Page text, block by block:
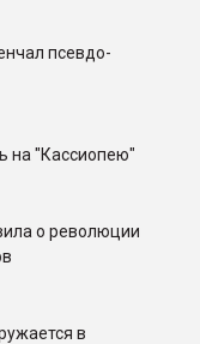
псевдо-
на "Кассиопею"
о революции
в